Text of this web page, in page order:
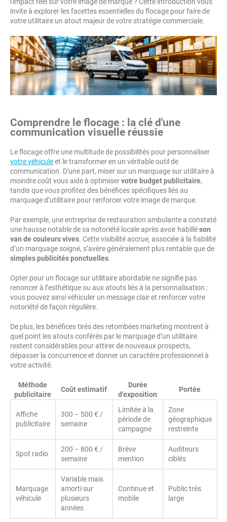
invite à explorer les facettes essentielles du flocage pour faire de
votre utilitaire un atout majeur de votre stratégie commerciale.
Comprendre le flocage : la clé d'une
communication visuelle réussie
Le flocage offre une multitude de possibilités pour personnaliser
votre véhiculeet le transformer en un véritable outil de
communication. D'une part, miser sur un marquage sur utilitaire à
moindre coût vous aide à optimiservotre budget publicitaire,
tandis que vous profitez des bénéfices spécifiques liés au
marquage d’utilitaire pour renforcer votre image de marque.
Par exemple, une entreprise de restauration ambulante a constaté
une hausse notable de sa notoriété locale après avoir habilléson
van de couleurs vives. Cette visibilité accrue, associée à la fiabilité
d’un marquage soigné, s’avère généralement plus rentable que de
simples publicités ponctuelles.
Opter pour un flocage sur utilitaire abordable ne signifie pas
renoncer à l’esthétique ou aux atouts liés à la personnalisation :
vous pouvez ainsi véhiculer un message clair et renforcer votre
notoriété de façon régulière.
De plus, les bénéfices tirés des retombées marketing montrent à
quel point les atouts conférés par le marquage d’un utilitaire
restent considérables pour attirer de nouveaux prospects,
dépasser la concurrence et donner un caractère professionnel à
votre activité.
Méthode
publicitaire
Coût estimatif
Durée
d'exposition
Portée
Affiche
publicitaire
300 – 500 € /
semaine
Limitée à la
période de
campagne
Zone
géographique
restreinte
Spot radio
200 – 800 € /
semaine
Brève
mention
Auditeurs
ciblés
Marquage
véhicule
Variable mais
amorti sur
plusieurs
années
Continue et
mobile
Public très
large